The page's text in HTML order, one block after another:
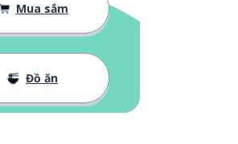
Mua sắm
Đồ ăn